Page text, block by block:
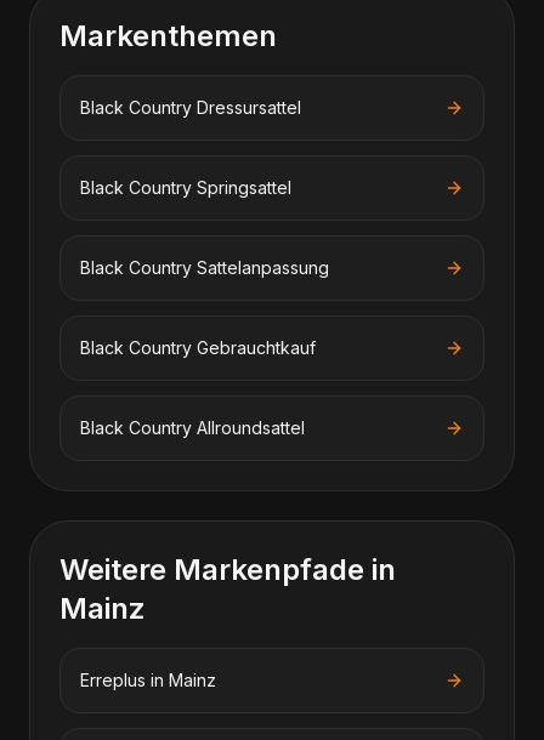
Markenthemen
Black Country Dressursattel
Black Country Springsattel
Black Country Sattelanpassung
Black Country Gebrauchtkauf
Black Country Allroundsattel
Weitere Markenpfade in
Mainz
Erreplus in Mainz